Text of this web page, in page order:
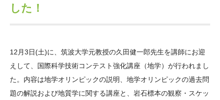
年報一覧 中谷財団レポート
研究助成
ム
科学教育振興助成・
次世代理系人材育成プ
その他情報
アクセス よくあるご質問
サイトマップ 中谷財団アーカイブ
日本語 English マイページ
した！
12月3日(土)に、筑波大学元教授の久田健一郎先生を講師にお迎
えして、国際科学技術コンテスト強化講座（地学）が行われまし
た。内容は地学オリンピックの説明、地学オリンピックの過去問
題の解説および地質学に関する講座と、岩石標本の観察・スケッ